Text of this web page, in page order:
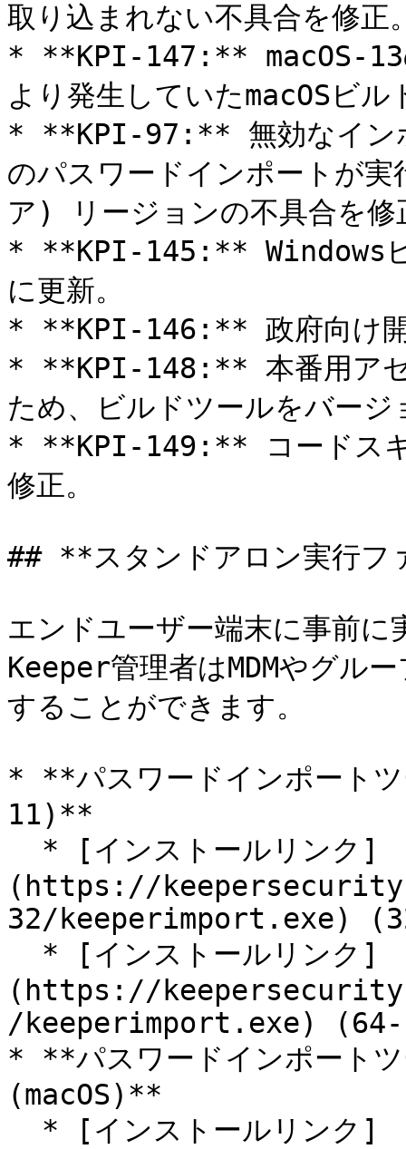
取り込まれない不具合を修正
* **KPI-147:** macOS-13
より発生していたmacOSビ
* **KPI-97:** 無効なインポ
のパスワードインポートが
ア) リージョンの不具合を修
* **KPI-145:** Windowsビ
に更新。
* **KPI-146:** 政府向け開
* **KPI-148:** 本番用アセ
ため、ビルドツールをバー
* **KPI-149:** コードスキ
修正。
## **スタンドアロン実行フ
エンドユーザー端末に事前
Keeper管理者はMDMやグル
することができます。
* **パスワードインポート
11)**
(https://
32/keeperimport.exe)
(https://
/keeperimport.exe)
* **パスワードインポート
(macOS)**